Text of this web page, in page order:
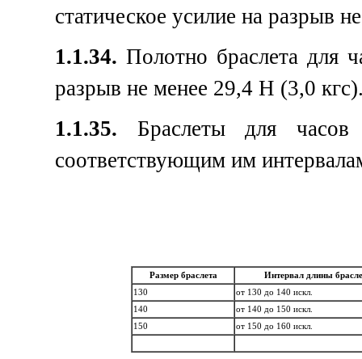
статическое усилие на разрыв
1.1.34. Полотно браслета для
разрыв не менее 29,4 Н (3,0
1.1.35. Браслеты для часов
соответствующим им
Размер браслета
Интервал длины
130
от 130 до 140 искл.
140
от 140 до 150 искл.
150
от 150 до 160 искл.